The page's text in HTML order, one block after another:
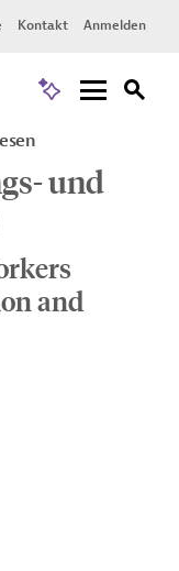
Kontakt Anmelden
und
and